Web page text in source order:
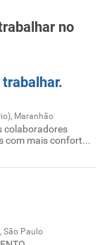
no
Maranhão
colaboradores
com mais confort...
São Paulo